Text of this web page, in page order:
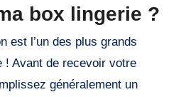
box lingerie ?
! Avant de recevoir votre
généralement un